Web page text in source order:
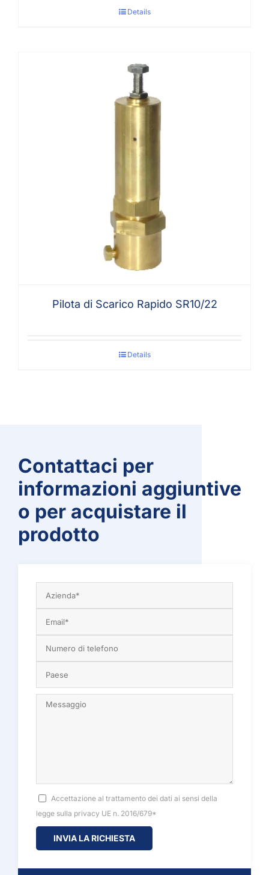
Details
Pilota di Scarico Rapido SR10/22
Details
Contattaci per
informazioni aggiuntive
o per acquistare il
prodotto
Accettazione al trattamento dei dati ai sensi della
legge sulla privacy UE n. 2016/679*